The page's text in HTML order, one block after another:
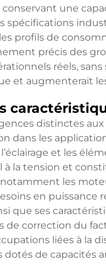
une
spécifications
profils de
précis des
réels,
et augmenterait
distinctes
dans les
et les
la tension et
les
en puissance
que ses
de correction du
liées à la
de capacités